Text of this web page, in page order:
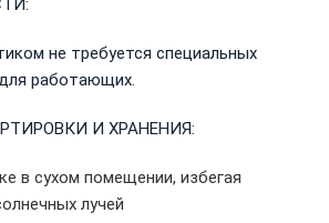
не требуется специальных
работающих.
И ХРАНЕНИЯ:
в сухом помещении, избегая
лучей